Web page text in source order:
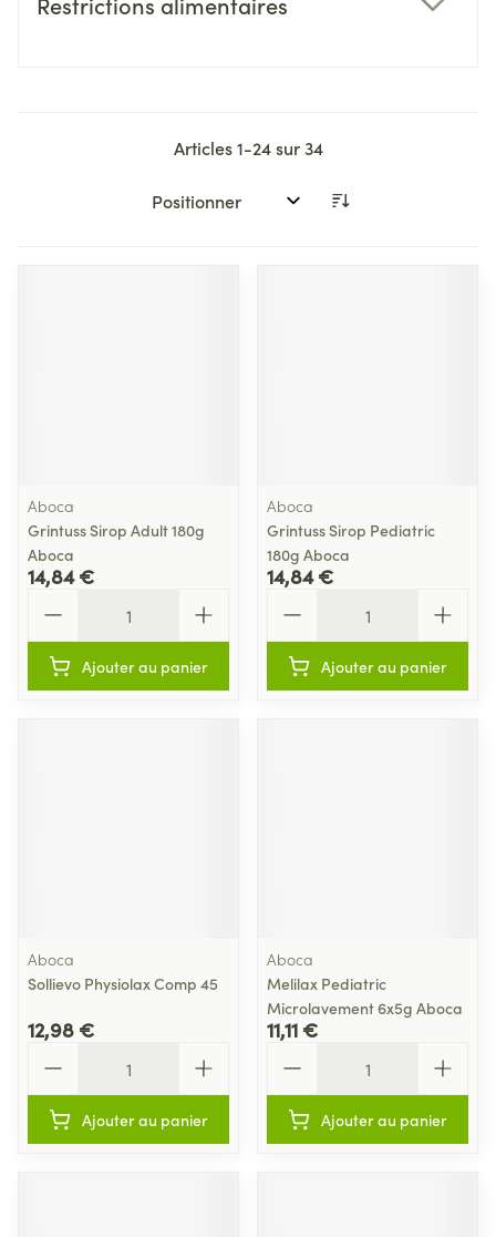
Articles1-24sur34
Trier par:
Aboca
Grintuss Sirop Adult 180g
Aboca
14,84 €
Ajouter au panier
Aboca
Grintuss Sirop Pediatric
180g Aboca
14,84 €
Ajouter au panier
Aboca
Sollievo Physiolax Comp 45
12,98 €
Ajouter au panier
Aboca
Melilax Pediatric
Microlavement 6x5g Aboca
11,11 €
Ajouter au panier